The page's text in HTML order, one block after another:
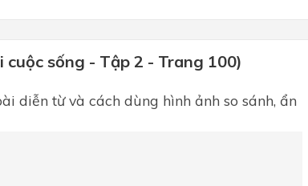
sống - Tập 2 - Trang 100)
diễn từ và cách dùng hình ảnh so sánh, ẩn